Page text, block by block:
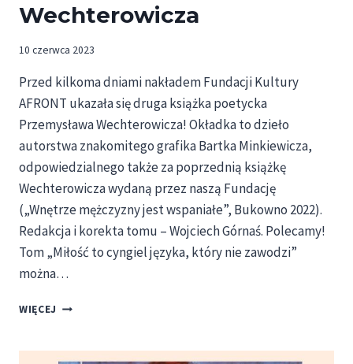
Wechterowicza
10 czerwca 2023
Przed kilkoma dniami nakładem Fundacji Kultury
AFRONT ukazała się druga książka poetycka
Przemysława Wechterowicza! Okładka to dzieło
autorstwa znakomitego grafika Bartka Minkiewicza,
odpowiedzialnego także za poprzednią książkę
Wechterowicza wydaną przez naszą Fundację
(„Wnętrze mężczyzny jest wspaniałe”, Bukowno 2022).
Redakcja i korekta tomu – Wojciech Górnaś. Polecamy!
Tom „Miłość to cyngiel języka, który nie zawodzi”
można…
WIĘCEJ „MIŁOŚĆ